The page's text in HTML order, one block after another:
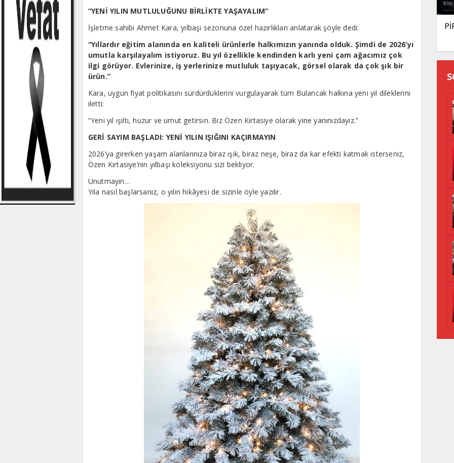
“YENİ YILIN MUTLULUĞUNU BİRLİKTE YAŞAYALIM”
İşletme sahibi Ahmet Kara, yılbaşı sezonuna özel hazırlıkları anlatarak şöyle dedi:
“Yıllardır eğitim alanında en kaliteli ürünlerle halkımızın yanında olduk. Şimdi de 2026’yı
umutla karşılayalım istiyoruz. Bu yıl özellikle kendinden karlı yeni çam ağacımız çok
ilgi görüyor. Evlerinize, iş yerlerinize mutluluk taşıyacak, görsel olarak da çok şık bir
ürün.”
Kara, uygun fiyat politikasını sürdürdüklerini vurgulayarak tüm Bulancak halkına yeni yıl dileklerini
iletti:
“Yeni yıl ışıltı, huzur ve umut getirsin. Biz Özen Kırtasiye olarak yine yanınızdayız.”
GERİ SAYIM BAŞLADI: YENİ YILIN IŞIĞINI KAÇIRMAYIN
2026’ya girerken yaşam alanlarınıza biraz ışık, biraz neşe, biraz da kar efekti katmak isterseniz,
Özen Kırtasiye’nin yılbaşı koleksiyonu sizi bekliyor.
Unutmayın…
Yıla nasıl başlarsanız, o yılın hikâyesi de sizinle öyle yazılır.